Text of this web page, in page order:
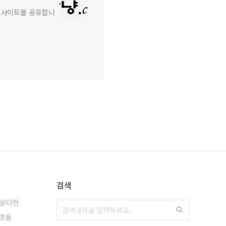
이트를 공유합니
윤다현
폼
검색